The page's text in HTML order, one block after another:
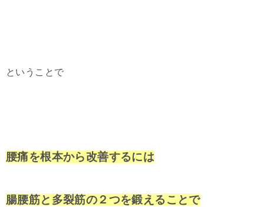
ということで
腰痛を根本から改善するには
腸腰筋と多裂筋の２つを鍛えることで